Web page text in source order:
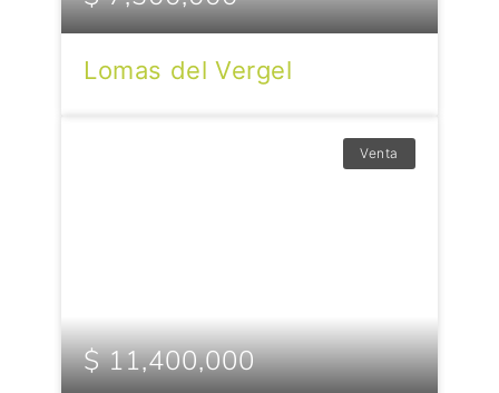
Lomas del Vergel
Venta
$ 11,400,000